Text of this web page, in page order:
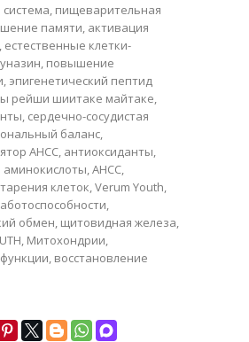
, пищеварительная
памяти, активация
, естественные клетки-
, повышение
, эпигенетический пептид
рейши шиитаке майтаке,
, сердечно-сосудистая
баланс,
AHCC, антиоксиданты,
аминокислоты,AHCC,
клеток,Verum Youth,
,
обмен, щитовидная железа,
, Митохондрии,
, восстановление